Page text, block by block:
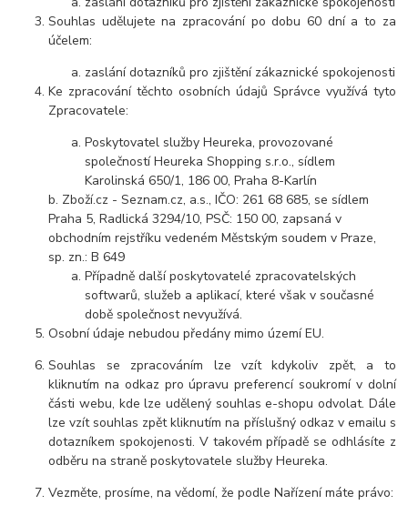
Souhlas udělujete na zpracování po dobu 60 dní a to za
účelem:
zaslání dotazníků pro zjištění zákaznické spokojenosti
Ke zpracování těchto osobních údajů Správce využívá tyto
Zpracovatele:
Poskytovatel služby Heureka, provozované
společností Heureka Shopping s.r.o., sídlem
Karolinská 650/1, 186 00, Praha 8-Karlín
b. Zboží.cz - Seznam.cz, a.s., IČO: 261 68 685, se sídlem
Praha 5, Radlická 3294/10, PSČ: 150 00, zapsaná v
obchodním rejstříku vedeném Městským soudem v Praze,
sp. zn.: B 649
Případně další poskytovatelé zpracovatelských
softwarů, služeb a aplikací, které však v současné
době společnost nevyužívá.
Osobní údaje nebudou předány mimo území EU.
Souhlas se zpracováním lze vzít kdykoliv zpět, a to
kliknutím na odkaz pro úpravu preferencí soukromí v dolní
části webu, kde lze udělený souhlas e-shopu odvolat. Dále
lze vzít souhlas zpět kliknutím na příslušný odkaz v emailu s
dotazníkem spokojenosti. V takovém případě se odhlásíte z
odběru na straně poskytovatele služby Heureka.
Vezměte, prosíme, na vědomí, že podle Nařízení máte právo: